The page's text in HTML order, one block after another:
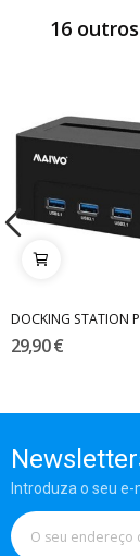
16
29,90 €
Introduza o seu e-